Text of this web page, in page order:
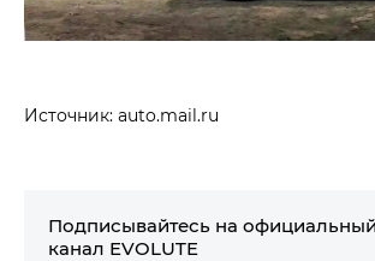
Источник: auto.mail.ru
Подписывайтесь на
канал EVOLUTE